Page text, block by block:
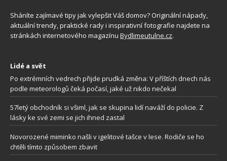
Sháníte zajímavé tipy jak vylepšit Váš domov? Originální nápady,
aktuální trendy, praktické rady i inspirativní fotografie najdete na
stránkách internetového magazínu Bydlimeutulne.cz.
Lidé a svět
Po extrémních vedrech přijde prudká změna: V příštích dnech nás
podle meteorologů čeká počasí, jaké už nikdo nečekal
57letý obchodník si všiml, jak se skupina lidí naváží do policie. Z
lásky ke své zemi se jich ihned zastal
Novorozené miminko našli v igelitové tašce v lese. Rodiče se ho
chtěli tímto způsobem zbavit